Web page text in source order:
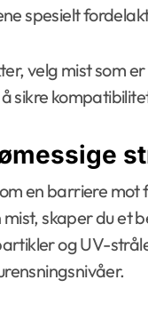
spesielt
velg mist som
sikre
en barriere
skaper du et
og UV-